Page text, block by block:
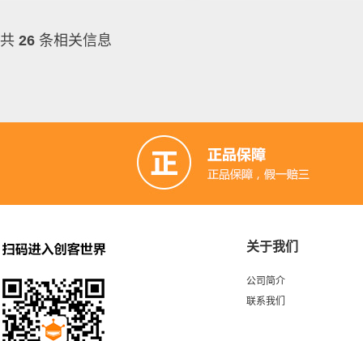
共 26 条相关信息
关于我们
公司简介
联系我们